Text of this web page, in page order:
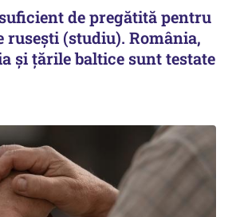
de pregătită pentru
rusești (studiu). România,
și țările baltice sunt testate